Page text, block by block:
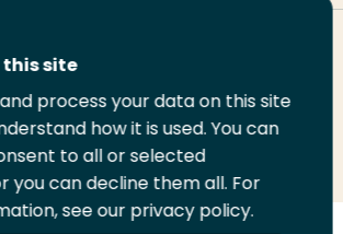
Email
deze
pagina
Print
deze
pagina
this site
process your data on this site
how it is used. You can
to all or selected
you can decline them all. For
see our privacy policy.